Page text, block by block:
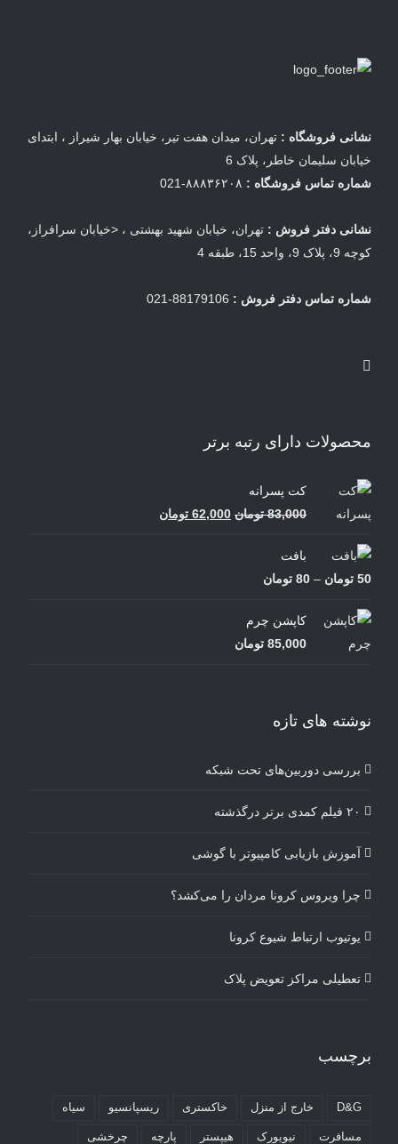
نشانی فروشگاه : تهران، میدان هفت تیر، خیابان بهار شیراز ، ابتدای
خیابان سلیمان خاطر، پلاک 6
شماره تماس فروشگاه :
نشانی دفتر فروش : تهران، خیابان شهید بهشتی ، <خیابان سرافراز،
کوچه 9، پلاک 9، واحد 15، طبقه 4
شماره تماس دفتر فروش :
محصولات دارای رتبه برتر
کت پسرانه
83,000 تومان قیمت
62,000 تومان
بافت
50 تومان –
80 تومان
50 تومان
تا
کاپشن چرم
85,000 تومان
نوشته های تازه
بررسی دوربین‌های تحت شبکه
۲۰ فیلم کمدی برتر درگذشته
آموزش بازیابی کامپیوتر با گوشی
چرا ویروس کرونا مردان را می‌کشد؟
یوتیوب ارتباط شیوع کرونا
تعطیلی مراکز تعویض پلاک
برچسب
D&G خارج از منزل خاکستری ریسپانسیو سیاه
مسافرت نیویورک هیپستر پارچه چرخشی